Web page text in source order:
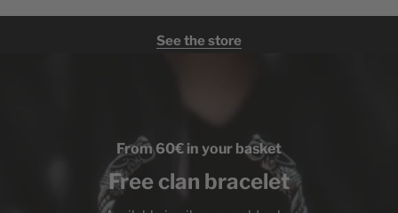
See the store
From 60€ in your basket
Free clan bracelet